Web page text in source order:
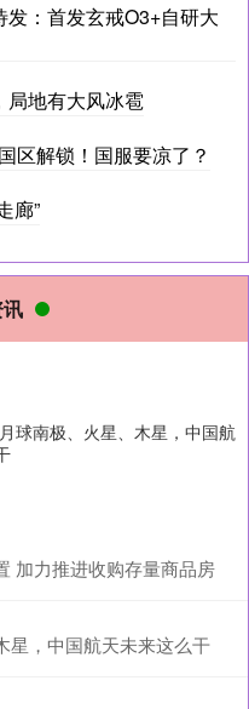
：首发玄戒O3+自研大
局地有大风冰雹
区解锁！国服要凉了？
廊”
球南极、火星、木星，中国航
加力推进收购存量商品房
星，中国航天未来这么干